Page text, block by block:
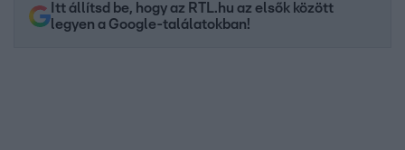
Itt állítsd be, hogy az RTL.hu az elsők között
legyen a Google-találatokban!